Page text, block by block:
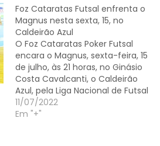
Foz Cataratas Futsal enfrenta o
Magnus nesta sexta, 15, no
Caldeirão Azul
O Foz Cataratas Poker Futsal
encara o Magnus, sexta-feira, 15
de julho, às 21 horas, no Ginásio
Costa Cavalcanti, o Caldeirão
Azul, pela Liga Nacional de Futsal
(LNF). Ingresso O torcedor do Foz
Cataratas pode comprar o
11/07/2022
Em "+"